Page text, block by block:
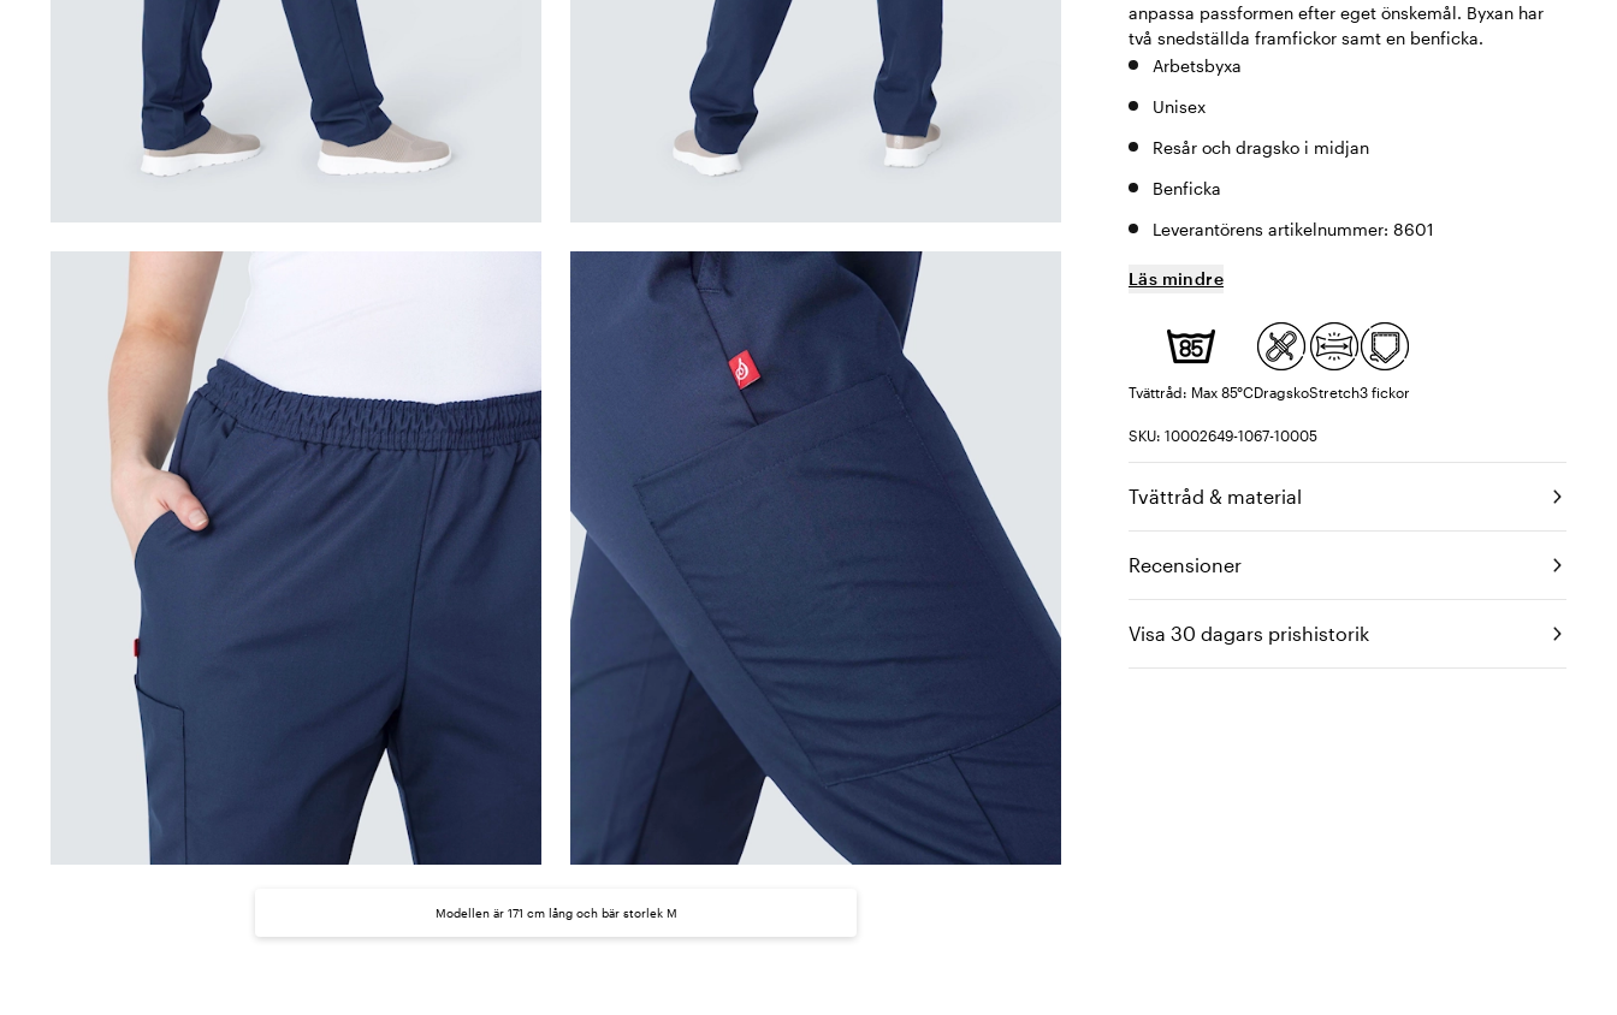
Modellen är 171 cm lång och bär storlek M
anpassa passformen efter eget önskemål. Byxan har
två snedställda framfickor samt en benficka.
Arbetsbyxa
Unisex
Resår och dragsko i midjan
Benficka
Leverantörens artikelnummer: 8601
Läs mindre
Tvättråd: Max 85°CDragskoStretch3 fickor
SKU: 10002649-1067-10005
Tvättråd & material
Recensioner
Visa 30 dagars prishistorik